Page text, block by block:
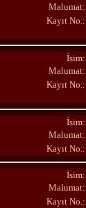
Malumat:
Kayıt No.:
İsim:
Malumat:
Kayıt No.:
İsim:
Malumat:
Kayıt No.:
İsim:
Malumat:
Kayıt No.: